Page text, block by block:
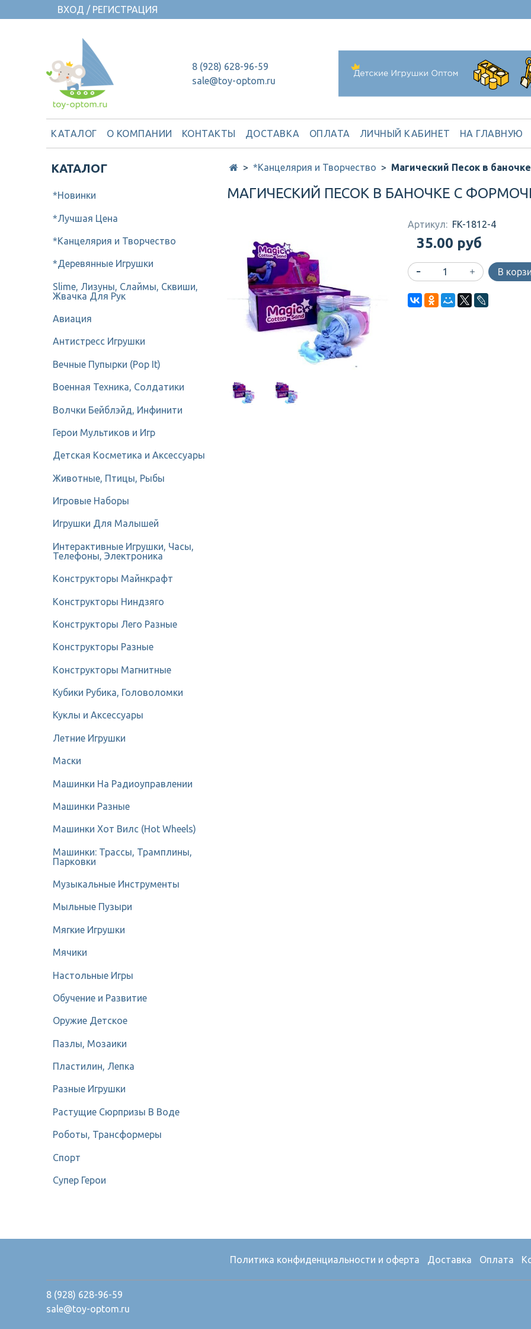
ВХОД / РЕГИСТРАЦИЯ
8 (928) 628-96-59
sale@toy-optom.ru
КАТАЛОГ О КОМПАНИИ КОНТАКТЫ ДОСТАВКА ОПЛАТА ЛИЧНЫЙ КАБИНЕТ НА ГЛАВНУЮ
*Канцелярия и Творчество Магический Песок в
МАГИЧЕСКИЙ ПЕСОК В БАНОЧКЕ С
Артикул: FK-1812-4
35.00 руб
В
КАТАЛОГ
*Новинки
*Лучшая Цена
*Канцелярия и Творчество
*Деревянные Игрушки
Slime, Лизуны, Слаймы, Сквиши,
Жвачка Для Рук
Авиация
Антистресс Игрушки
Вечные Пупырки (Pop It)
Военная Техника, Солдатики
Волчки Бейблэйд, Инфинити
Герои Мультиков и Игр
Детcкая Косметика и Аксессуары
Животные, Птицы, Рыбы
Игровые Наборы
Игрушки Для Малышей
Интерактивные Игрушки, Часы,
Телефоны, Электроника
Конструкторы Майнкрафт
Конструкторы Ниндзяго
Конструкторы Лего Разные
Конструкторы Разные
Конструкторы Магнитные
Кубики Рубика, Головоломки
Куклы и Аксессуары
Летние Игрушки
Маски
Машинки На Радиоуправлении
Машинки Разные
Машинки Хот Вилс (Hot Wheels)
Машинки: Трассы, Трамплины,
Парковки
Музыкальные Инструменты
Мыльные Пузыри
Мягкие Игрушки
Мячики
Настольные Игры
Обучение и Развитие
Оружие Детское
Пазлы, Мозаики
Пластилин, Лепка
Разные Игрушки
Растущие Сюрпризы В Воде
Роботы, Трансформеры
Спорт
Супер Герои
Политика конфиденциальности и оферта Доставка Оплата
8 (928) 628-96-59
sale@toy-optom.ru